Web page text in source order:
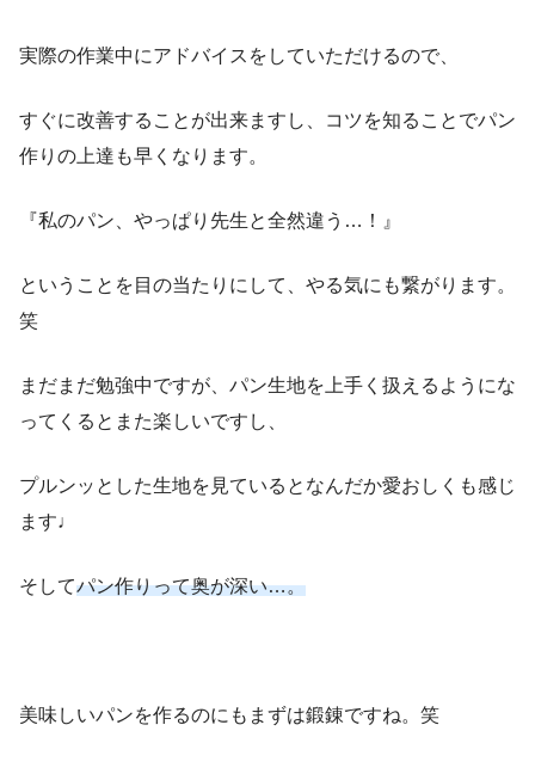
実際の作業中にアドバイスをしていただけるので、
すぐに改善することが出来ますし、コツを知ることでパン
作りの上達も早くなります。
『私のパン、やっぱり先生と全然違う…！』
ということを目の当たりにして、やる気にも繋がります。
笑
まだまだ勉強中ですが、パン生地を上手く扱えるようにな
ってくるとまた楽しいですし、
プルンッとした生地を見ているとなんだか愛おしくも感じ
ます♩
そしてパン作りって奥が深い…。
美味しいパンを作るのにもまずは鍛錬ですね。笑